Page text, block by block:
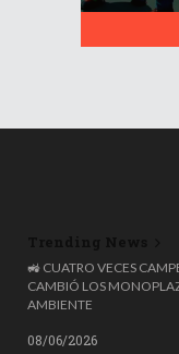
LAS EMPRESAS
EL MIT ADVIERTE: NOS
08/06/2026